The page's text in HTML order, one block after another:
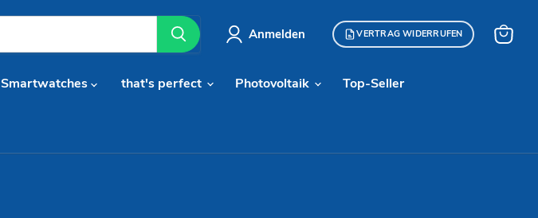
Anmelden VERTRAG WIDERRUFEN
Smartwatches that's perfect Photovoltaik Top-Seller